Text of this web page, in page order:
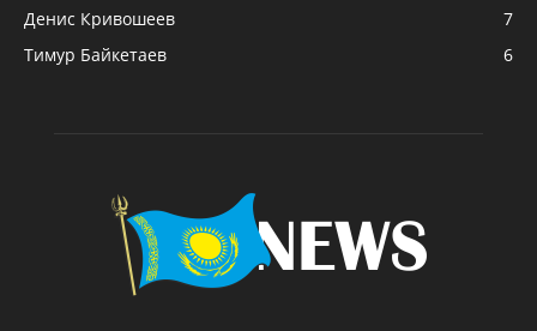
Денис Кривошеев
7
Тимур Байкетаев
6